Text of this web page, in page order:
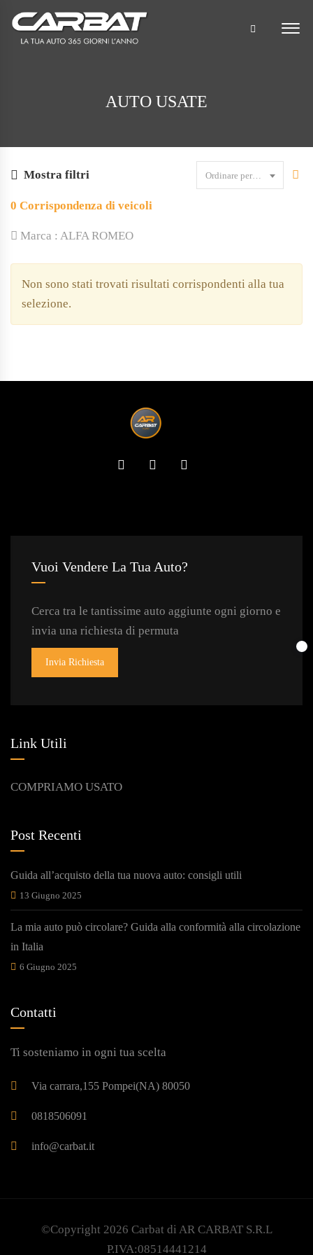
AUTO USATE
Mostra filtri Ordinare per data
0 Corrispondenza di veicoli
Marca : ALFA ROMEO
Non sono stati trovati risultati corrispondenti alla tua
selezione.
Vuoi Vendere La Tua Auto?
Cerca tra le tantissime auto aggiunte ogni giorno e
invia una richiesta di permuta
Invia Richiesta
Link Utili
COMPRIAMO USATO
Post Recenti
Guida all’acquisto della tua nuova auto: consigli utili
13 Giugno 2025
La mia auto può circolare? Guida alla conformità alla circolazione
in Italia
6 Giugno 2025
Contatti
Ti sosteniamo in ogni tua scelta
Via carrara,155 Pompei(NA) 80050
0818506091
info@carbat.it
©Copyright 2026 Carbatdi AR CARBAT S.R.L
P.IVA:08514441214